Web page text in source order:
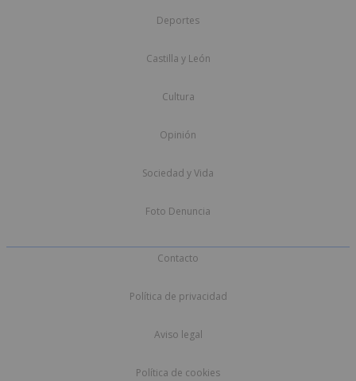
Deportes
Castilla y León
Cultura
Opinión
Sociedad y Vida
Foto Denuncia
Contacto
Política de privacidad
Aviso legal
Política de cookies